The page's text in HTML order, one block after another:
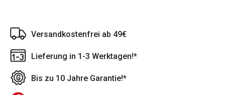
Versandkostenfrei ab 49€
Lieferung in 1-3 Werktagen!*
Bis zu 10 Jahre Garantie!*